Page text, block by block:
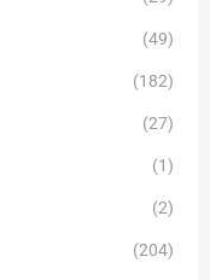
(49)
(182)
(27)
(1)
(2)
(204)